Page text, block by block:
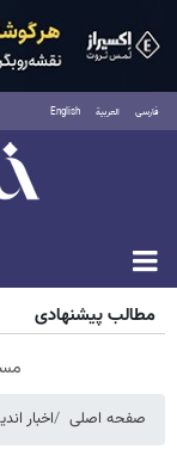
فارسی العربية English
مطالب پیشنهادی
صفحه اصلی اخبار